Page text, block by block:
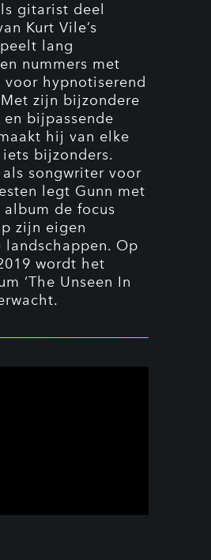
gitarist deel
Kurt Vile’s
lang
nummers met
hypnotiserend
zijn bijzondere
bijpassende
hij van elke
bijzonders.
songwriter voor
legt Gunn met
de focus
zijn eigen
Op
wordt het
‘The Unseen In